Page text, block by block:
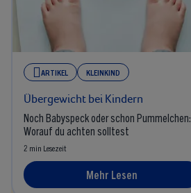
ARTIKEL KLEINKIND
Übergewicht bei Kindern
Noch Babyspeck oder schon Pummelchen:
Worauf du achten solltest
2 min Lesezeit
Mehr Lesen